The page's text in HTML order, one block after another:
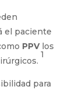
el paciente
PPVlos
1
para